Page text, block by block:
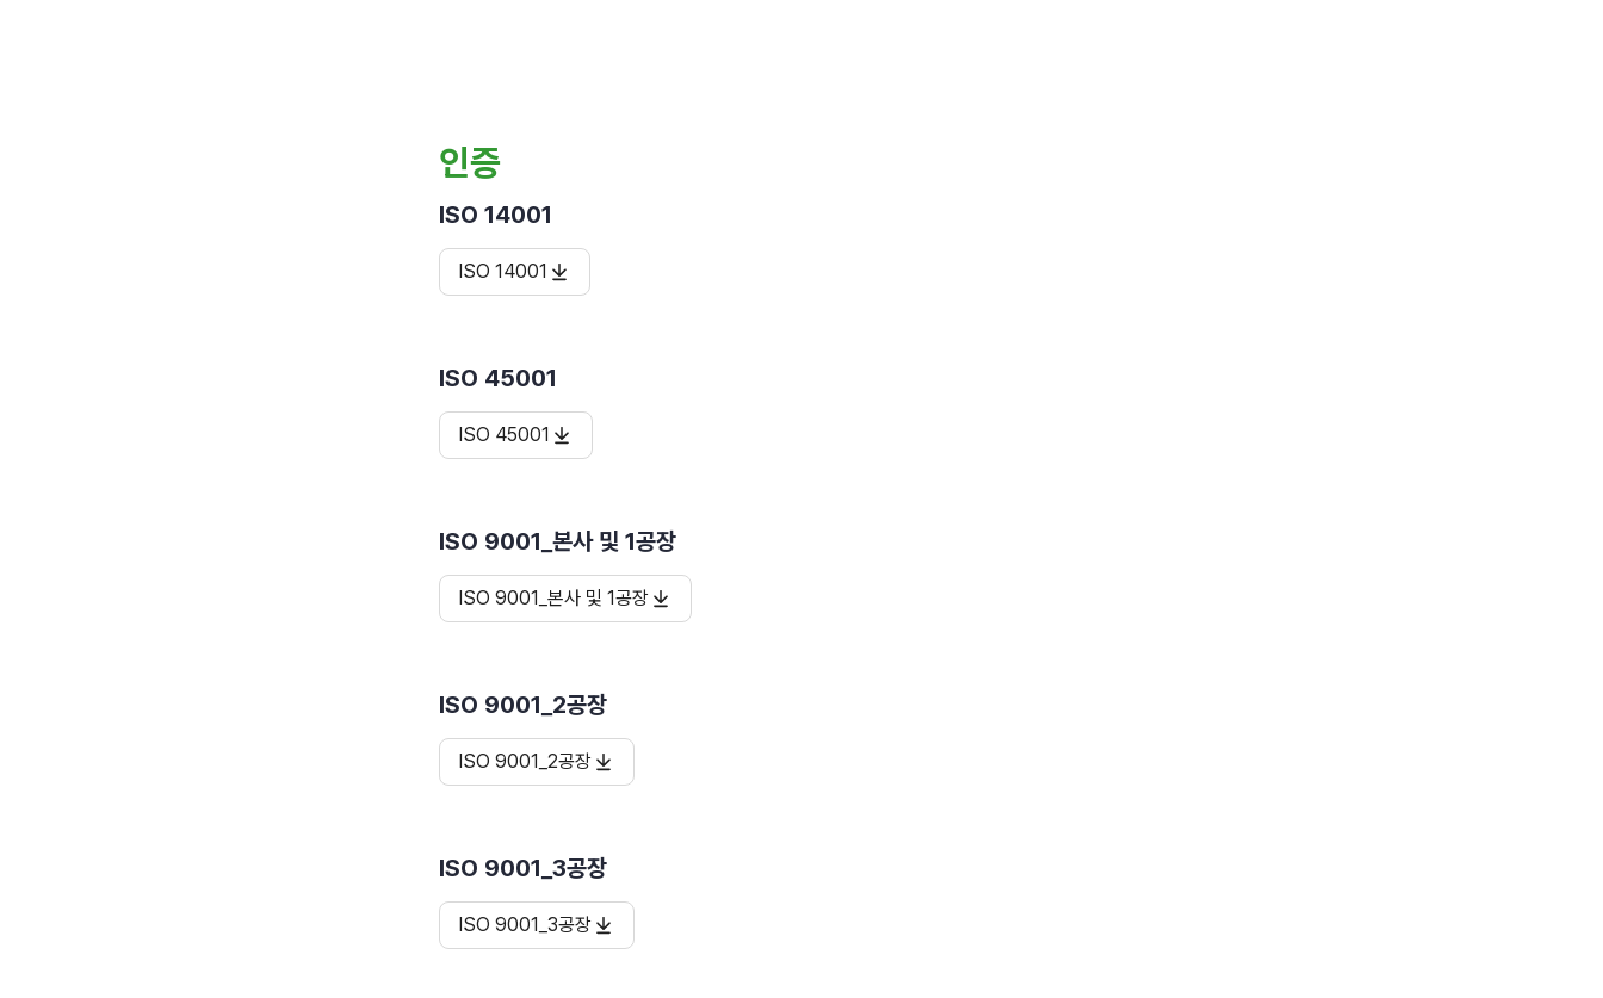
인증
ISO 14001
ISO 14001
ISO 45001
ISO 45001
ISO 9001_본사 및 1공장
ISO 9001_본사 및 1공장
ISO 9001_2공장
ISO 9001_2공장
ISO 9001_3공장
ISO 9001_3공장